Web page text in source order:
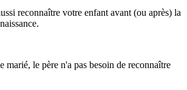
reconnaître votre enfant avant (ou après) la
marié, le père n'a pas besoin de reconnaître